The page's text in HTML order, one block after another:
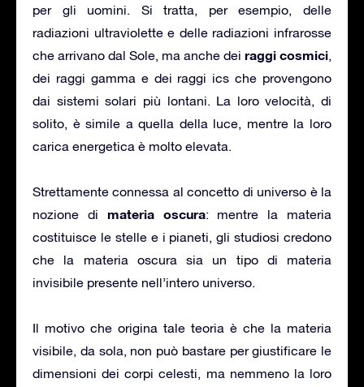
per gli uomini. Si tratta, per esempio, delle
radiazioni ultraviolette e delle radiazioni infrarosse
che arrivano dal Sole, ma anche dei raggi cosmici,
dei raggi gamma e dei raggi ics che provengono
dai sistemi solari più lontani. La loro velocità, di
solito, è simile a quella della luce, mentre la loro
carica energetica è molto elevata.
Strettamente connessa al concetto di universo è la
nozione di materia oscura: mentre la materia
costituisce le stelle e i pianeti, gli studiosi credono
che la materia oscura sia un tipo di materia
invisibile presente nell’intero universo.
Il motivo che origina tale teoria è che la materia
visibile, da sola, non può bastare per giustificare le
dimensioni dei corpi celesti, ma nemmeno la loro